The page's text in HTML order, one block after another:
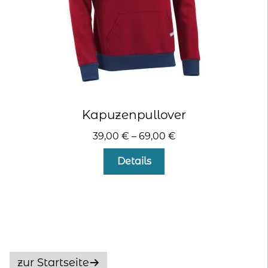
gewählt
werden
Kapuzenpullover
39,00 € – 69,00 €
Details
zur Startseite